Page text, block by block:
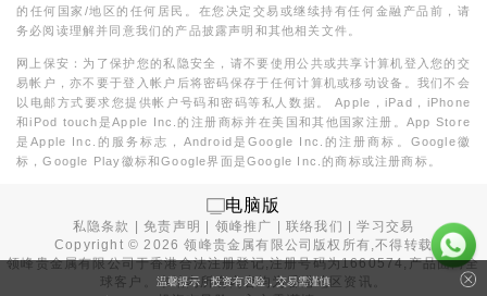
的任何国家/地区的任何居民。在您决定交易或继续持有任何金融产品前，请
务必阅读理解并同意我们的产品披露声明和其他相关文件。
网上保安：为了保护您的私隐安全，请不要使用公共或共享计算机登入您的交
易帐户，亦不要于登入帐户后将密码保存于任何计算机或移动设备。我们不会
以电邮方式要求您提供帐户号码和密码等私人数据。 Apple，iPad，iPhone
和iPod touch是Apple Inc.的注册商标并在美国和其他国家注册。App Store
是Apple Inc.的服务标志，Android是Google Inc.的注册商标。Google徽
标，Google Play徽标和Google界面是Google Inc.的商标或注册商标。
电脑版
私隐条款 |免责声明 领峰推广 |联络我们 |学习交易
Copyright ©2026 领峰贵金属有限公司版权所有,不得转载
领峰贵金属有限公司于香港合法注册登记,注册号码为1660574,产品面向全
球客户。本站内所有内容均为香港地区资讯。
温馨提示：投资有风险，交易需谨慎